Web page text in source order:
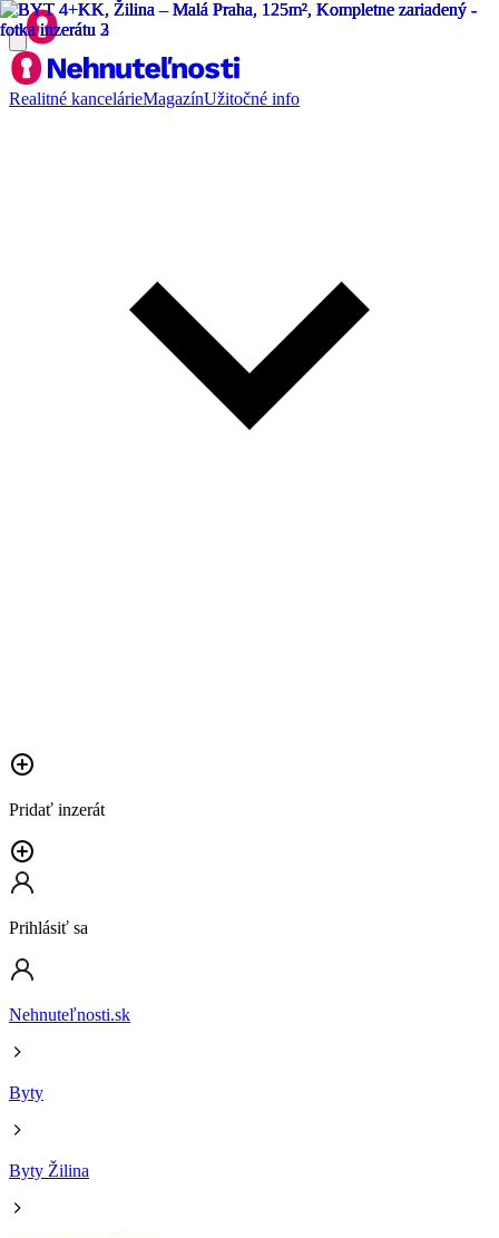
Realitné kancelárieMagazínUžitočné info
Pridať inzerát
Prihlásiť sa
Nehnuteľnosti.sk
Byty
Byty Žilina